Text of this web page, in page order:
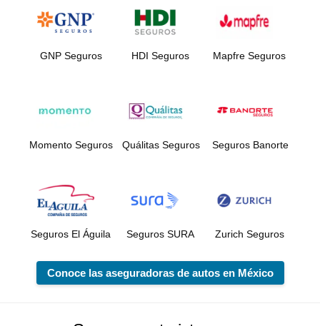
GNP Seguros HDI Seguros Mapfre Seguros
Momento Seguros Quálitas Seguros Seguros Banorte
Seguros El Águila Seguros SURA Zurich Seguros
Conoce las aseguradoras de autos en México